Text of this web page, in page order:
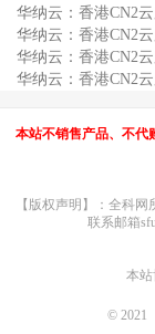
华纳云：香港CN2
华纳云：香港CN2
华纳云：香港CN2
华纳云：香港CN2
本站不销售产品、不代
【版权声明】：全科
联系邮箱
本站
© 2021